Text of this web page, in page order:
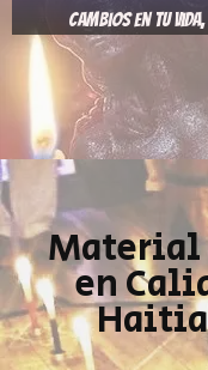
Cambios En Tu
Material
en